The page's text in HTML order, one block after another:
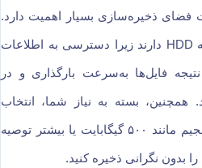
فضای ذخیره‌سازی بسیار اهمیت دارد.
SSD ها عملکرد بهتری نسبت به HDD دارند زیرا دسترسی به اطلاعات
فایل‌ها به‌سرعت بارگذاری و در
همچنین، بسته به نیاز شما، انتخاب
سروری با فضای ذخیره‌سازی حجیم مانند ۵۰۰ گیگابایت یا بیشتر توصیه
بدون نگرانی ذخیره کنید.